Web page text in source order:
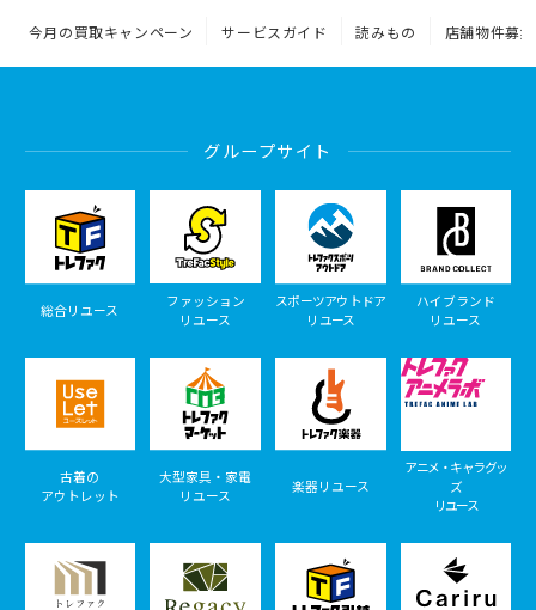
今月の買取キャンペーン サービスガイド 読みもの 店舗物件募集
グループサイト
総合リユース
ファッション
リユース
スポーツアウトドア
リユース
ハイブランド
リユース
古着の
アウトレット
大型家具・家電
リユース
楽器リユース
アニメ・キャラグッ
ズ
リユース